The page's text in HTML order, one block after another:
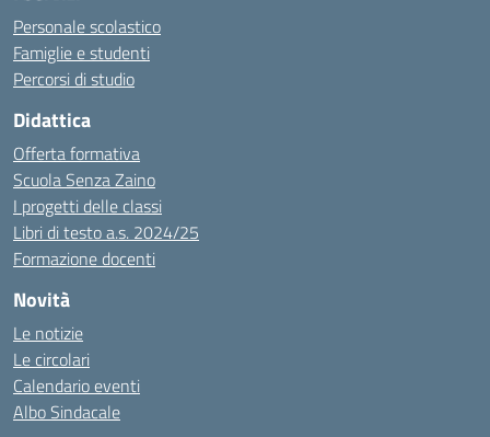
Personale scolastico
Famiglie e studenti
Percorsi di studio
Didattica
Offerta formativa
Scuola Senza Zaino
I progetti delle classi
Libri di testo a.s. 2024/25
Formazione docenti
Novità
Le notizie
Le circolari
Calendario eventi
Albo Sindacale